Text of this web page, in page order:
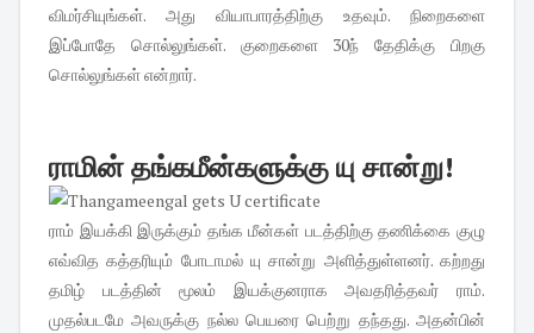
விமர்சியுங்கள். அது வியாபாரத்திற்கு உதவும். நிறைகளை
இப்போதே சொல்லுங்கள். குறைகளை 30ந் தேதிக்கு பிறகு
சொல்லுங்கள் என்றார்.
ராமின் தங்கமீன்களுக்கு யு சான்று!
ராம் இயக்கி இருக்கும் தங்க மீன்கள் படத்திற்கு தணிக்கை குழு
எவ்வித‌ கத்தரியும் போடாமல் யு சான்று அளித்துள்ளனர். கற்றது
தமிழ் படத்தின் மூலம் இயக்குனராக அவதரித்தவர் ராம்.
முதல்படமே அவருக்கு நல்ல பெயரை பெற்று தந்தது. அதன்பின்